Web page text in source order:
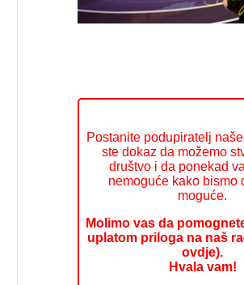
Postanite podupiratelj
ste dokaz da možemo
društvo i da ponekad
nemoguće kako bismo
moguće.
Molimo vas da
uplatom priloga na naš
ovdje).
Hvala vam!